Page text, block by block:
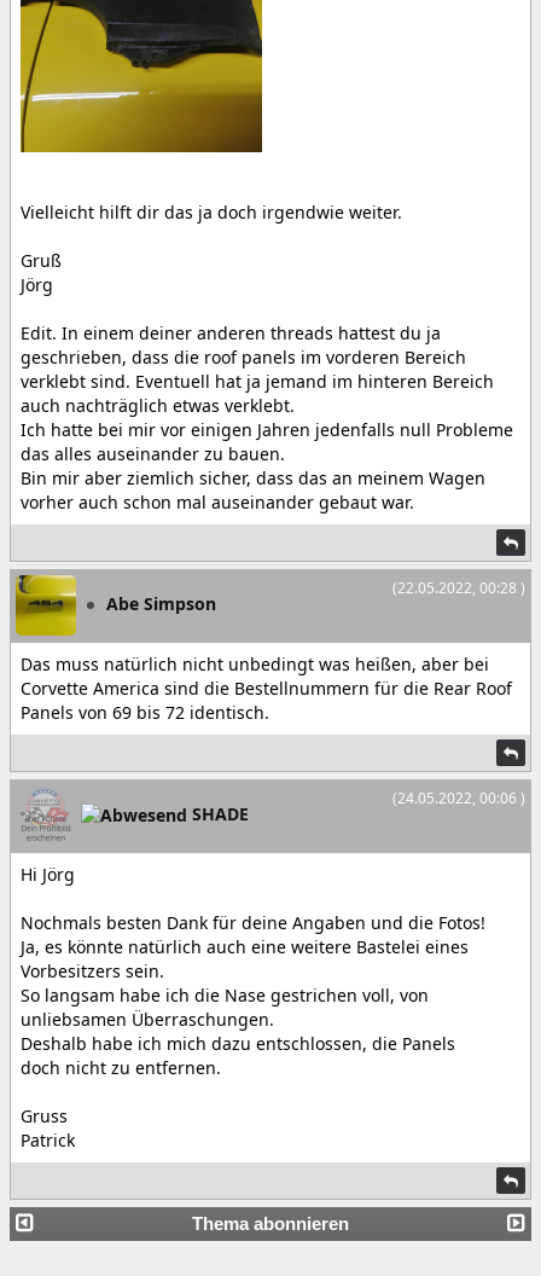
Vielleicht hilft dir das ja doch irgendwie weiter.
Gruß
Jörg
Edit. In einem deiner anderen threads hattest du ja
geschrieben, dass die roof panels im vorderen Bereich
verklebt sind. Eventuell hat ja jemand im hinteren Bereich
auch nachträglich etwas verklebt.
Ich hatte bei mir vor einigen Jahren jedenfalls null Probleme
das alles auseinander zu bauen.
Bin mir aber ziemlich sicher, dass das an meinem Wagen
vorher auch schon mal auseinander gebaut war.
(22.05.2022, 00:28 )
Abe Simpson
Das muss natürlich nicht unbedingt was heißen, aber bei
Corvette America sind die Bestellnummern für die Rear Roof
Panels von 69 bis 72 identisch.
(24.05.2022, 00:06 )
SHADE
Hi Jörg
Nochmals besten Dank für deine Angaben und die Fotos!
Ja, es könnte natürlich auch eine weitere Bastelei eines
Vorbesitzers sein.
So langsam habe ich die Nase gestrichen voll, von
unliebsamen Überraschungen.
Deshalb habe ich mich dazu entschlossen, die Panels
doch nicht zu entfernen.
Gruss
Patrick
Thema abonnieren